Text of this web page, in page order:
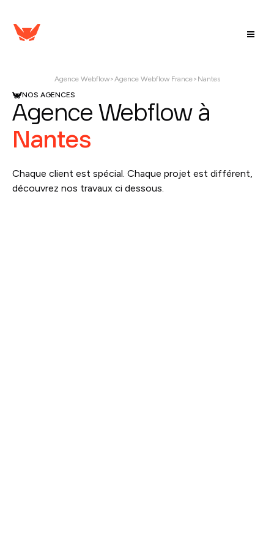
Agence Webflow>Agence Webflow France> Nantes
NOS AGENCES
Agence Webflow à
Nantes
Chaque client est spécial. Chaque projet est différent,
découvrez nos travaux ci dessous.